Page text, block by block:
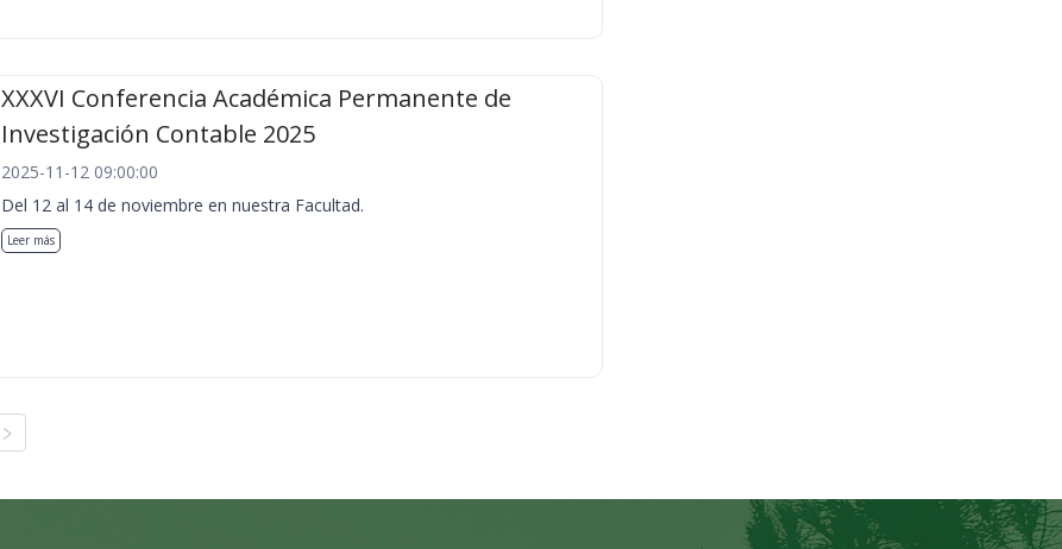
XXXVI Conferencia Académica Permanente de
Investigación Contable 2025
2025-11-12 09:00:00
Del 12 al 14 de noviembre en nuestra Facultad.
Leer más